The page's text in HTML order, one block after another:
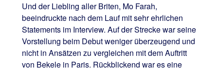
Und der Liebling aller Briten, Mo Farah,
beeindruckte nach dem Lauf mit sehr ehrlichen
Statements im Interview. Auf der Strecke war seine
Vorstellung beim Debut weniger überzeugend und
nicht in Ansätzen zu vergleichen mit dem Auftritt
von Bekele in Paris. Rückblickend war es eine